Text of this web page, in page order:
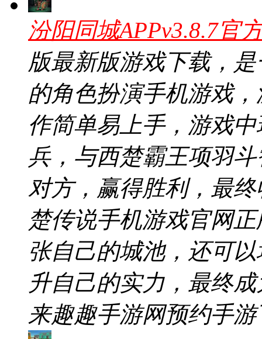
汾阳同城APPv3.8.7官
版最新版游戏下载，
的角色扮演手机游戏
作简单易上手，游戏
兵，与西楚霸王项羽
对方，赢得胜利，最
楚传说手机游戏官网
张自己的城池，还可
升自己的实力，最终
来趣趣手游网预约手